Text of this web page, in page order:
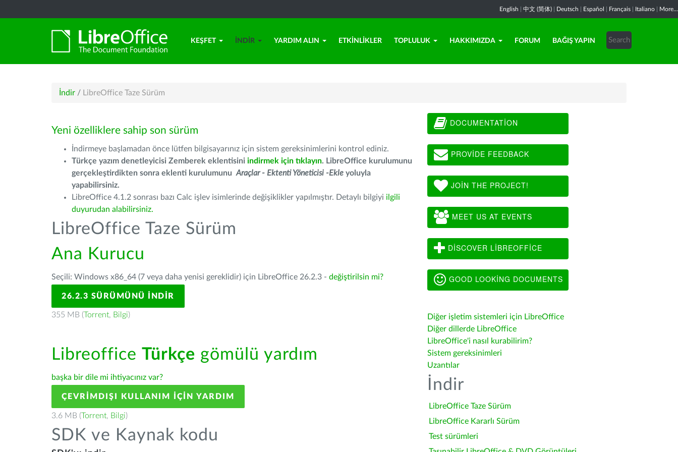
English 中文 (简体) Deutsch Español Français Italiano More...
KEŞFET İNDIR YARDIM ALIN ETKINLIKLER TOPLULUK HAKKIMIZDA FORUM BAĞIŞ YAPIN
İndir / LibreOffice Taze Sürüm
Yeni özelliklere sahip son sürüm
İndirmeye başlamadan önce lütfen bilgisayarınız için sistem gereksinimlerini kontrol ediniz.
Türkçe yazım denetleyicisi Zemberek eklentisini indirmek için tıklayın. LibreOffice kurulumunu
gerçekleştirdikten sonra eklenti kurulumunu Araçlar - Ektenti Yöneticisi -Ekle yoluyla
yapabilirsiniz.
LibreOffice 4.1.2 sonrası bazı Calc işlev isimlerinde değişiklikler yapılmıştır. Detaylı bilgiyi ilgili
duyurudan alabilirsiniz.
LibreOffice Taze Sürüm
Ana Kurucu
Seçili: Windows x86_64 (7 veya daha yenisi gereklidir) için LibreOffice 26.2.3 - değiştirilsin mi?
26.2.3 SÜRÜMÜNÜ İNDIR
355 MB (Torrent, Bilgi)
Libreoffice Türkçe gömülü yardım
başka bir dile mi ihtiyacınız var?
ÇEVRIMDIŞI KULLANIM IÇIN YARDIM
3.6 MB (Torrent, Bilgi)
SDK ve Kaynak kodu
DOCUMENTATION
PROVIDE FEEDBACK
JOIN THE PROJECT!
MEET US AT EVENTS
DISCOVER LIBREOFFICE
GOOD LOOKING DOCUMENTS
Diğer işletim sistemleri için LibreOffice
Diğer dillerde LibreOffice
LibreOffice'i nasıl kurabilirim?
Sistem gereksinimleri
Uzantılar
İndir
LibreOffice Taze Sürüm
LibreOffice Kararlı Sürüm
Test sürümleri